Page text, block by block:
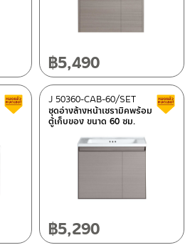
฿5,490
Clearance sale
ชุดอ่างล้างหน้าเซรามิคพร้อม
ตู้เก็บของ ขนาด 60 ซม.
J 50360-CAB-60/SET
฿5,290